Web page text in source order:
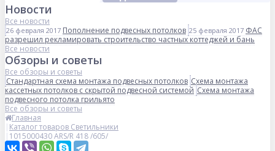
Новости
Все новости
26 февраля 2017 Пополнение подвесных потолков 25 февраля 2017 ФАС
разрешил рекламировать строительство частных коттеджей и бань
Все новости
Обзоры и советы
Все обзоры и советы
Стандартная схема монтажа подвесных потолков Схема монтажа
кассетных потолков с скрытой подвесной системой Схема монтажа
подвесного потолка грильято
Все обзоры и советы
Главная
Каталог товаров Светильники
1015000430 ARS/R 418 /605/